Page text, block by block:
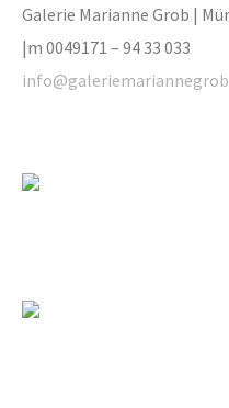
Galerie Marianne Grob |
|m 0049171 – 94 33 033